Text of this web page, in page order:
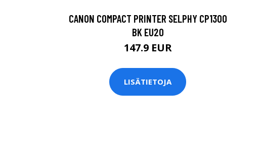
CANON COMPACT PRINTER SELPHY CP1300
BK EU20
147.9 EUR
LISÄTIETOJA